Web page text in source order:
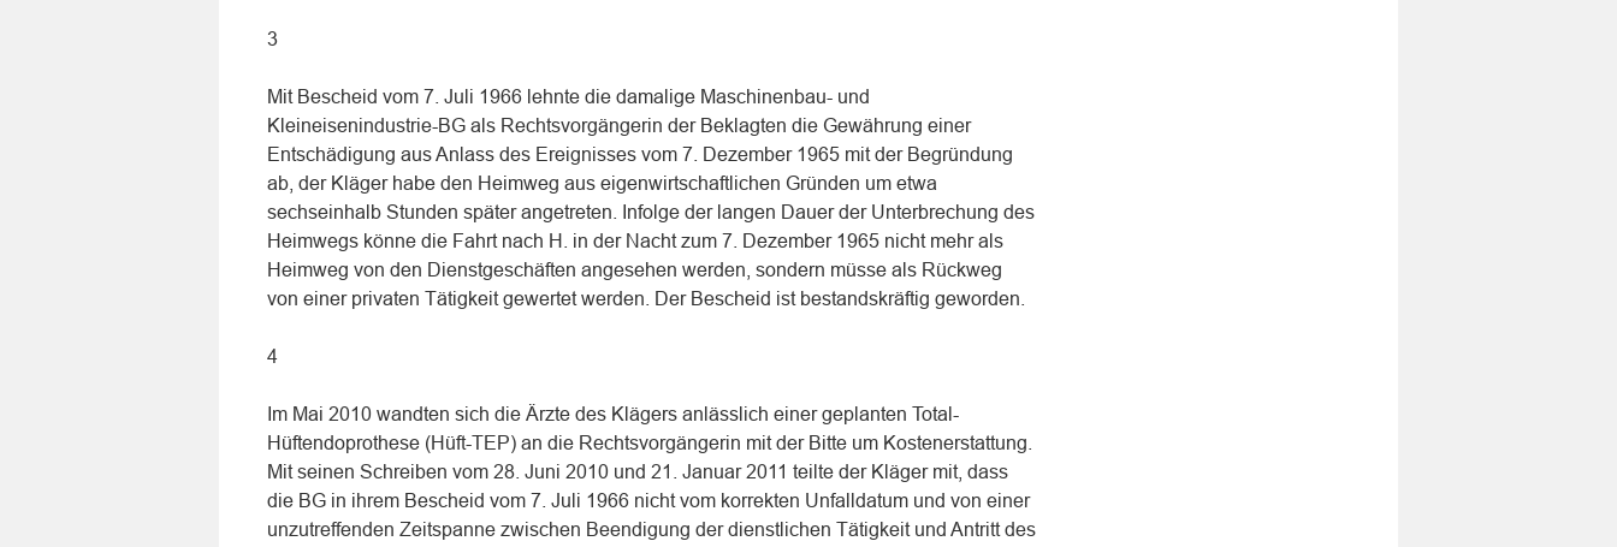
3
Mit Bescheid vom 7. Juli 1966 lehnte die damalige Maschinenbau- und
Kleineisenindustrie-BG als Rechtsvorgängerin der Beklagten die Gewährung einer
Entschädigung aus Anlass des Ereignisses vom 7. Dezember 1965 mit der Begründung
ab, der Kläger habe den Heimweg aus eigenwirtschaftlichen Gründen um etwa
sechseinhalb Stunden später angetreten. Infolge der langen Dauer der Unterbrechung des
Heimwegs könne die Fahrt nach H. in der Nacht zum 7. Dezember 1965 nicht mehr als
Heimweg von den Dienstgeschäften angesehen werden, sondern müsse als Rückweg
von einer privaten Tätigkeit gewertet werden. Der Bescheid ist bestandskräftig geworden.
4
Im Mai 2010 wandten sich die Ärzte des Klägers anlässlich einer geplanten Total-
Hüftendoprothese (Hüft-TEP) an die Rechtsvorgängerin mit der Bitte um Kostenerstattung.
Mit seinen Schreiben vom 28. Juni 2010 und 21. Januar 2011 teilte der Kläger mit, dass
die BG in ihrem Bescheid vom 7. Juli 1966 nicht vom korrekten Unfalldatum und von einer
unzutreffenden Zeitspanne zwischen Beendigung der dienstlichen Tätigkeit und Antritt des